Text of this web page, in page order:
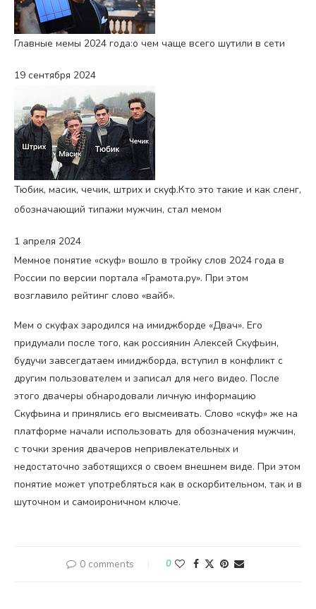
Главные мемы 2024 года:о чем чаще всего шутили в сети
19 сентября 2024
Тюбик, масик, чечик, штрих и скуф.Кто это такие и как сленг,
обозначающий типажи мужчин, стал мемом
1 апреля 2024
Мемное понятие «скуф» вошло в тройку слов 2024 года в
России по версии портала «Грамота.ру». При этом
возглавило рейтинг слово «вайб».
Мем о скуфах зародился на имиджборде «Двач». Его
придумали после того, как россиянин Алексей Скуфьин,
будучи завсегдатаем имиджборда, вступил в конфликт с
другим пользователем и записал для него видео. После
этого двачеры обнародовали личную информацию
Скуфьина и принялись его высмеивать. Слово «скуф» же на
платформе начали использовать для обозначения мужчин,
с точки зрения двачеров непривлекательных и
недостаточно заботящихся о своем внешнем виде. При этом
понятие может употребляться как в оскорбительном, так и в
шуточном и самоироничном ключе.
0 comments 0